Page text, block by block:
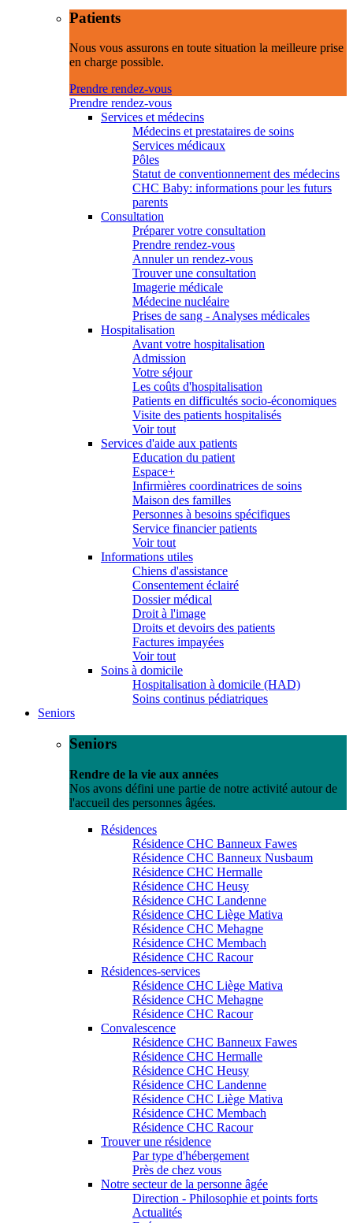
Patients
Nous vous assurons en toute situation la meilleure prise
en charge possible.
Prendre rendez-vous
Prendre rendez-vous
Services et médecins
Médecins et prestataires de soins
Services médicaux
Pôles
Statut de conventionnement des médecins
CHC Baby: informations pour les futurs
parents
Consultation
Préparer votre consultation
Prendre rendez-vous
Annuler un rendez-vous
Trouver une consultation
Imagerie médicale
Médecine nucléaire
Prises de sang - Analyses médicales
Hospitalisation
Avant votre hospitalisation
Admission
Votre séjour
Les coûts d'hospitalisation
Patients en difficultés socio-économiques
Visite des patients hospitalisés
Voir tout
Services d'aide aux patients
Education du patient
Espace+
Infirmières coordinatrices de soins
Maison des familles
Personnes à besoins spécifiques
Service financier patients
Voir tout
Informations utiles
Chiens d'assistance
Consentement éclairé
Dossier médical
Droit à l'image
Droits et devoirs des patients
Factures impayées
Voir tout
Soins à domicile
Hospitalisation à domicile (HAD)
Soins continus pédiatriques
Seniors
Seniors
Rendre de la vie aux années
Nos avons défini une partie de notre activité autour de
l'accueil des personnes âgées.
Résidences
Résidence CHC Banneux Fawes
Résidence CHC Banneux Nusbaum
Résidence CHC Hermalle
Résidence CHC Heusy
Résidence CHC Landenne
Résidence CHC Liège Mativa
Résidence CHC Mehagne
Résidence CHC Membach
Résidence CHC Racour
Résidences-services
Résidence CHC Liège Mativa
Résidence CHC Mehagne
Résidence CHC Racour
Convalescence
Résidence CHC Banneux Fawes
Résidence CHC Hermalle
Résidence CHC Heusy
Résidence CHC Landenne
Résidence CHC Liège Mativa
Résidence CHC Membach
Résidence CHC Racour
Trouver une résidence
Par type d'hébergement
Près de chez vous
Notre secteur de la personne âgée
Direction - Philosophie et points forts
Actualités